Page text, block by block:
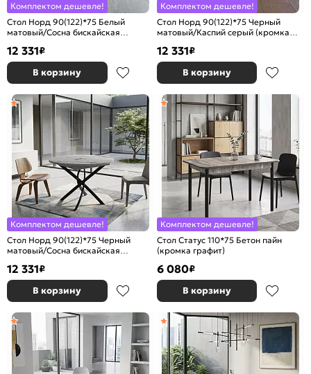
Комплектом дешевле!
Стол Норд 90(122)*75 Белый
матовый/Сосна бискайская
12 331₽
В корзину
Комплектом дешевле!
Стол Норд 90(122)*75 Черный
матовый/Каспий серый (кромка
12 331₽
В корзину
Комплектом дешевле!
Стол Норд 90(122)*75 Черный
матовый/Сосна бискайская
12 331₽
В корзину
Комплектом дешевле!
Стол Статус 110*75 Бетон пайн
(кромка графит)
6 080₽
В корзину